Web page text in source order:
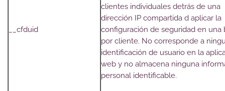
__cfduid
clientes individuales detrás de una
dirección IP compartida d aplicar la
configuración de seguridad en una
por cliente. No corresponde a
identificación de usuario en la
web y no almacena ninguna
personal identificable.